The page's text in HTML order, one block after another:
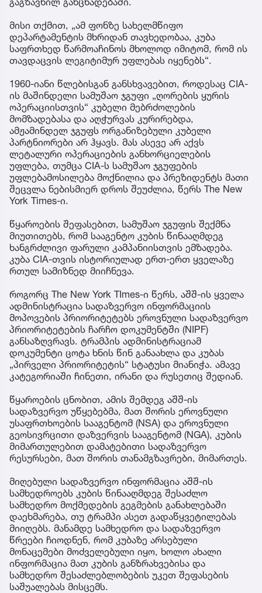
მისი თქმით, „ამ ფონზე სახელმწიფო
დეპარტამენტის მხრიდან თავხედობაა, კუბა
საფრთხედ წარმოაჩინოს მხოლოდ იმიტომ, რომ ის
თავდაცვის ლეგიტიმურ უფლებას იყენებს“.
1960-იანი წლებისგან განსხვავებით, როდესაც CIA-
ის მაშინდელი სამუშაო ჯგუფი „ღორების ყურის
ოპერაციისთვის“ კუბელი მებრძოლების
მომზადებასა და აღჭურვას კურირებდა,
ამჟამინდელ ჯგუფს ორგანიზებული კუბელი
პარტნიორები არ ჰყავს. მას ასევე არ აქვს
ლეტალური ოპერაციების განხორციელების
უფლება, თუმცა CIA-ს სამუშაო ჯგუფების
უფლებამოსილება მოქნილია და პრეზიდენტს მათი
შეცვლა ნებისმიერ დროს შეუძლია, წერს The New
York Times-ი.
წყაროების შეფასებით, სამუშაო ჯგუფის შექმნა
მიუთითებს, რომ სააგენტო კუბის წინააღმდეგ
ხანგრძლივი ფარული კამპანიისთვის ემზადება.
კუბა CIA-თვის ისტორიულად ერთ-ერთ ყველაზე
რთულ სამიზნედ მიიჩნევა.
როგორც The New York TImes-ი წერს, აშშ-ის ყველა
ადმინისტრაცია სადაზვერვო ინფორმაციის
მოპოვების პრიორიტეტებს ეროვნული სადაზვერვო
პრიორიტეტების ჩარჩო დოკუმენტში (NIPF)
განსაზღვრავს. ტრამპის ადმინისტრაციამ
დოკუმენტი ცოტა ხნის წინ განაახლა და კუბას
„პირველი პრიორიტეტის“ სტატუსი მიანიჭა. ამავე
კატეგორიაში ჩინეთი, ირანი და რუსეთიც შედიან.
წყაროების ცნობით, ამის შემდეგ აშშ-ის
სადაზვერვო უწყებებმა, მათ შორის ეროვნული
უსაფრთხოების სააგენტომ (NSA) და ეროვნული
გეოსივრცითი დაზვერვის სააგენტომ (NGA), კუბის
მიმართულებით დამატებითი სადაზვერვო
რესურსები, მათ შორის თანამგზავრები, მიმართეს.
მიღებული სადაზვერვო ინფორმაცია აშშ-ის
სამხედროებს კუბის წინააღმდეგ შესაძლო
სამხედრო მოქმედების გეგმების განახლებაში
დაეხმარება, თუ ტრამპი ასეთ გადაწყვეტილებას
მიიღებს. მანამდე სამხედრო და სადაზვერვო
წრეები ჩიოდნენ, რომ კუბაზე არსებული
მონაცემები მოძველებული იყო, ხოლო ახალი
ინფორმაცია მათ კუბის განზრახვებისა და
სამხედრო შესაძლებლობების უკეთ შეფასების
საშუალებას მისცემს.